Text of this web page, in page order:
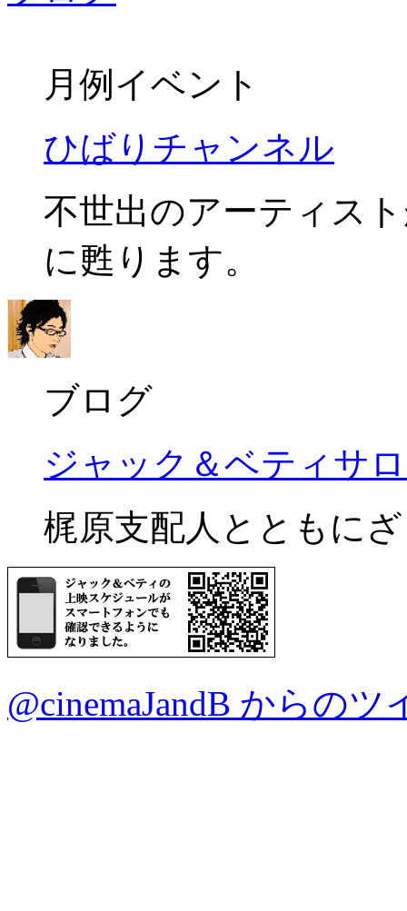
月例イベント
ひばりチャンネル
不世出のアーティス
に甦ります。
ブログ
ジャック＆ベティサ
梶原支配人とともに
@cinemaJandB からのツ